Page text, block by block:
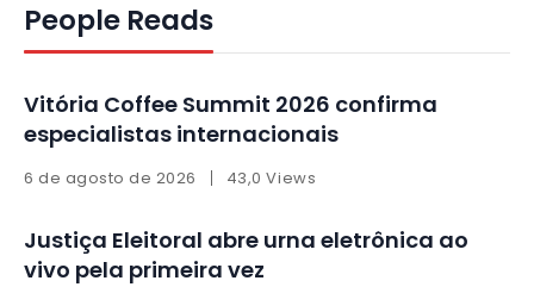
People Reads
Vitória Coffee Summit 2026 confirma
especialistas internacionais
6 de agosto de 2026 43,0 Views
Justiça Eleitoral abre urna eletrônica ao
vivo pela primeira vez